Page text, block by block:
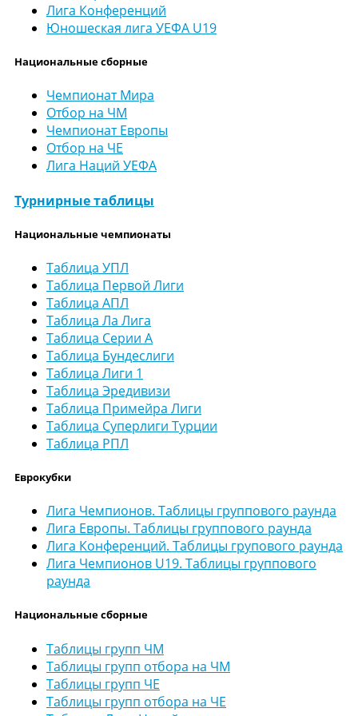
Лига Конференций
Юношеская лига УЕФА U19
Национальные сборные
Чемпионат Мира
Отбор на ЧМ
Чемпионат Европы
Отбор на ЧЕ
Лига Наций УЕФА
Турнирные таблицы
Национальные чемпионаты
Таблица УПЛ
Таблица Первой Лиги
Таблица АПЛ
Таблица Ла Лига
Таблица Серии А
Таблица Бундеслиги
Таблица Лиги 1
Таблица Эредивизи
Таблица Примейра Лиги
Таблица Суперлиги Турции
Таблица РПЛ
Еврокубки
Лига Чемпионов. Таблицы группового раунда
Лига Европы. Таблицы группового раунда
Лига Конференций. Таблицы групового раунда
Лига Чемпионов U19. Таблицы группового
раунда
Национальные сборные
Таблицы групп ЧМ
Таблицы групп отбора на ЧМ
Таблицы групп ЧЕ
Таблицы групп отбора на ЧЕ